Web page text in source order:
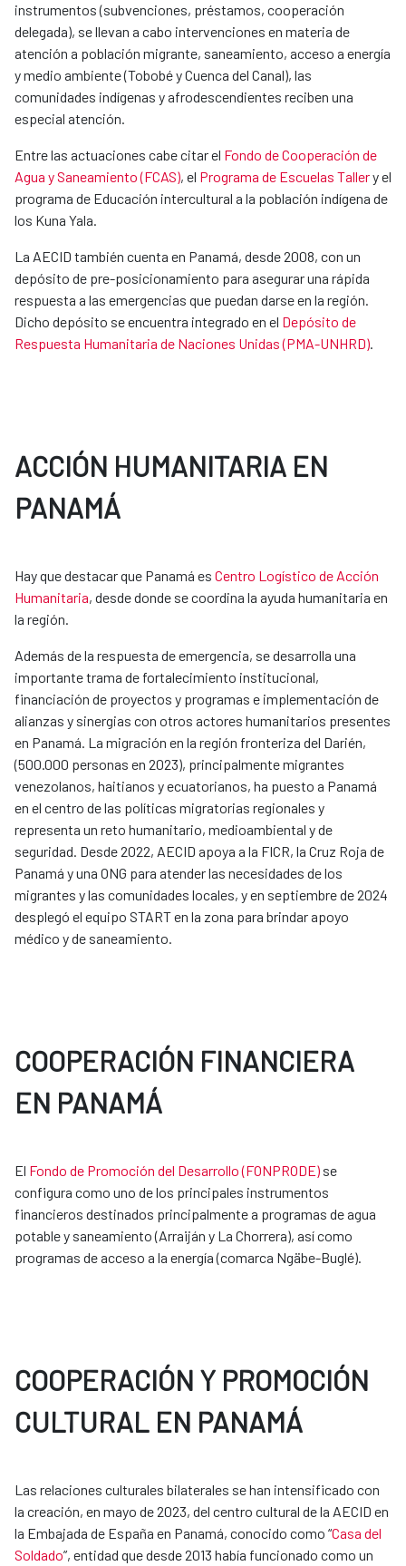
instrumentos (subvenciones, préstamos, cooperación
delegada), se llevan a cabo intervenciones en materia de
atención a población migrante, saneamiento, acceso a energía
y medio ambiente (Tobobé y Cuenca del Canal), las
comunidades indígenas y afrodescendientes reciben una
especial atención.
Entre las actuaciones cabe citar el Fondo de Cooperación de
Agua y Saneamiento (FCAS), el Programa de Escuelas Tallery el
programa de Educación intercultural a la población indígena de
los Kuna Yala.
La AECID también cuenta en Panamá, desde 2008, con un
depósito de pre-posicionamiento para asegurar una rápida
respuesta a las emergencias que puedan darse en la región.
Dicho depósito se encuentra integrado en el Depósito de
Respuesta Humanitaria de Naciones Unidas (PMA-UNHRD).
ACCIÓN HUMANITARIA EN
PANAMÁ
Hay que destacar que Panamá es Centro Logístico de Acción
Humanitaria, desde donde se coordina la ayuda humanitaria en
la región.
Además de la respuesta de emergencia, se desarrolla una
importante trama de fortalecimiento institucional,
financiación de proyectos y programas e implementación de
alianzas y sinergias con otros actores humanitarios presentes
en Panamá. La migración en la región fronteriza del Darién,
(500.000 personas en 2023), principalmente migrantes
venezolanos, haitianos y ecuatorianos, ha puesto a Panamá
en el centro de las políticas migratorias regionales y
representa un reto humanitario, medioambiental y de
seguridad. Desde 2022, AECID apoya a la FICR, la Cruz Roja de
Panamá y una ONG para atender las necesidades de los
migrantes y las comunidades locales, y en septiembre de 2024
desplegó el equipo START en la zona para brindar apoyo
médico y de saneamiento.
COOPERACIÓN FINANCIERA
EN PANAMÁ
El Fondo de Promoción del Desarrollo (FONPRODE) se
configura como uno de los principales instrumentos
financieros destinados principalmente a programas de agua
potable y saneamiento (Arraiján y La Chorrera), así como
programas de acceso a la energía (comarca Ngäbe-Buglé).
COOPERACIÓN Y PROMOCIÓN
CULTURAL EN PANAMÁ
Las relaciones culturales bilaterales se han intensificado con
la creación, en mayo de 2023, del centro cultural de la AECID en
la Embajada de España en Panamá, conocido como “Casa del
Soldado”, entidad que desde 2013 había funcionado como un